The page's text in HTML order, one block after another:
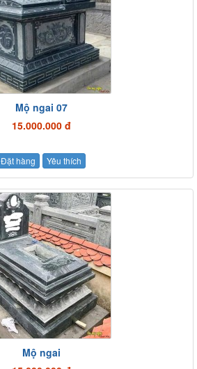
Mộ ngai 07
15.000.000 đ
Đặt hàng Yêu thích
Mộ ngai